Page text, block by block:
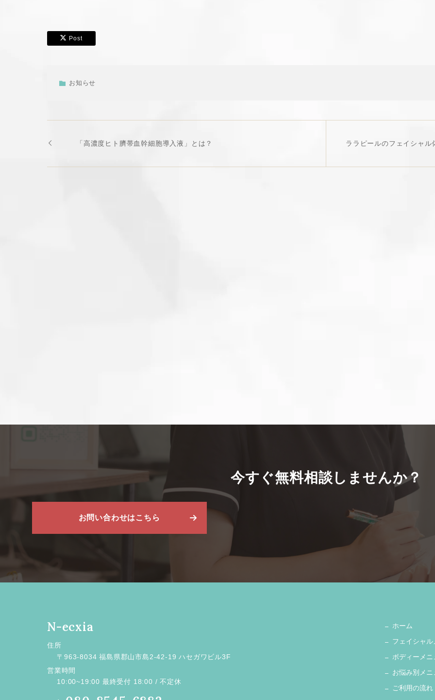
Post
お知らせ
「高濃度ヒト臍帯血幹細胞導入液」とは？ ララピールのフェイシャル
今すぐ無料相談しませんか？
お問い合わせはこちら
N-ecxia
住所
〒963-8034 福島県郡山市島2-42-19 ハセガワビル3F
営業時間
10:00~19:00 最終受付 18:00 / 不定休
ホーム
フェイシャル
ボディーメニ
お悩み別メニ
ご利用の流れ